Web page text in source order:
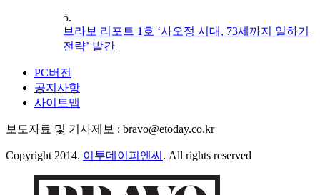
5.
브라보 리포트 1호 ‘사오정 시대, 73세까지 일하기
전략’ 발간
PC버전
공지사항
사이트맵
보도자료 및 기사제보 : bravo@etoday.co.kr
Copyright 2014. 이투데이피엔씨 . All rights reserved